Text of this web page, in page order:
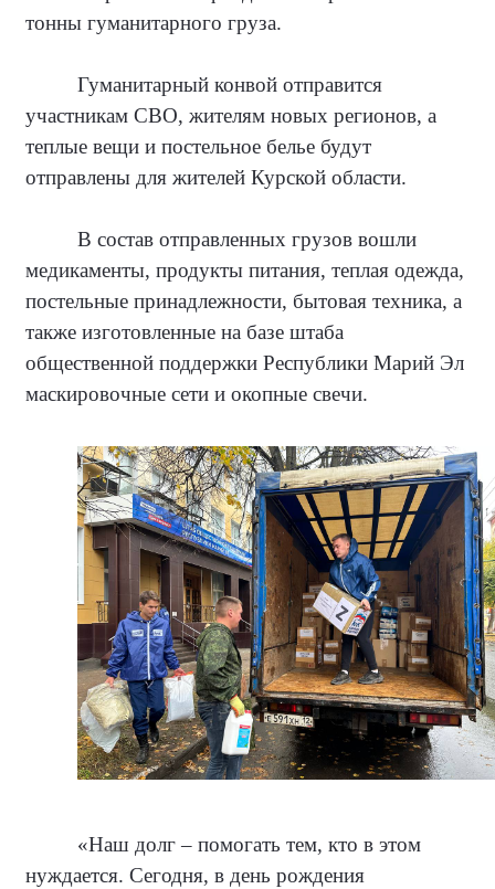
тонны гуманитарного груза.
Гуманитарный конвой отправится
участникам СВО, жителям новых регионов, а
теплые вещи и постельное белье будут
отправлены для жителей Курской области.
В состав отправленных грузов вошли
медикаменты, продукты питания, теплая одежда,
постельные принадлежности, бытовая техника, а
также изготовленные на базе штаба
общественной поддержки Республики Марий Эл
маскировочные сети и окопные свечи.
«Наш долг – помогать тем, кто в этом
нуждается. Сегодня, в день рождения